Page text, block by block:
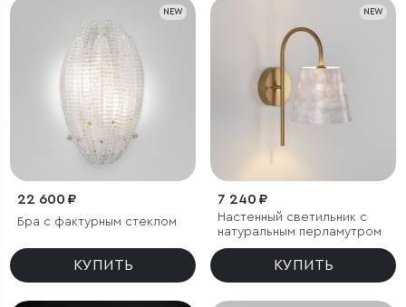
NEW
22 600 ₽
Бра с фактурным стеклом
КУПИТЬ
NEW
7 240 ₽
Настенный светильник с
натуральным перламутром
КУПИТЬ